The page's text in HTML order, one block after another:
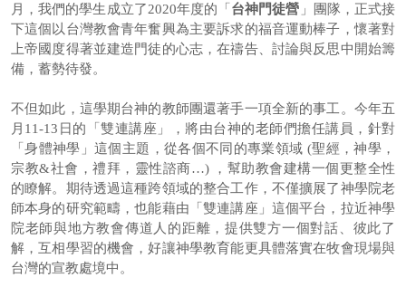
月，我們的學生成立了2020年度的「 台神門徒營 」團隊，正式接
下這個以台灣教會青年奮興為主要訴求的福音運動棒子，懷著對
上帝國度得著並建造門徒的心志，在禱告、討論與反思中開始籌
備，蓄勢待發。
不但如此，這學期台神的教師團還著手一項全新的事工。今年五
月11-13日的「雙連講座」，將由台神的老師們擔任講員，針對
「身體神學」這個主題，從各個不同的專業領域 (聖經，神學，
宗教&社會，禮拜，靈性諮商…) ，幫助教會建構一個更整全性
的瞭解。期待透過這種跨領域的整合工作，不僅擴展了神學院老
師本身的研究範疇，也能藉由「雙連講座」這個平台，拉近神學
院老師與地方教會傳道人的距離，提供雙方一個對話、彼此了
解，互相學習的機會，好讓神學教育能更具體落實在牧會現場與
台灣的宣教處境中。